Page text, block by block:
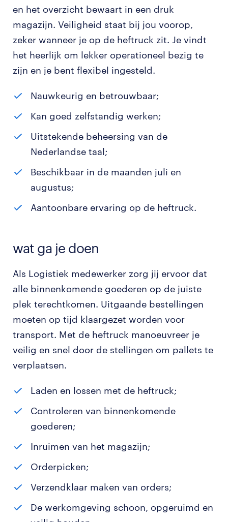
en het overzicht bewaart in een druk
magazijn. Veiligheid staat bij jou voorop,
zeker wanneer je op de heftruck zit. Je vindt
het heerlijk om lekker operationeel bezig te
zijn en je bent flexibel ingesteld.
Nauwkeurig en betrouwbaar;
Kan goed zelfstandig werken;
Uitstekende beheersing van de
Nederlandse taal;
Beschikbaar in de maanden juli en
augustus;
Aantoonbare ervaring op de heftruck.
wat ga je doen
Als Logistiek medewerker zorg jij ervoor dat
alle binnenkomende goederen op de juiste
plek terechtkomen. Uitgaande bestellingen
moeten op tijd klaargezet worden voor
transport. Met de heftruck manoeuvreer je
veilig en snel door de stellingen om pallets te
verplaatsen.
Laden en lossen met de heftruck;
Controleren van binnenkomende
goederen;
Inruimen van het magazijn;
Orderpicken;
Verzendklaar maken van orders;
De werkomgeving schoon, opgeruimd en